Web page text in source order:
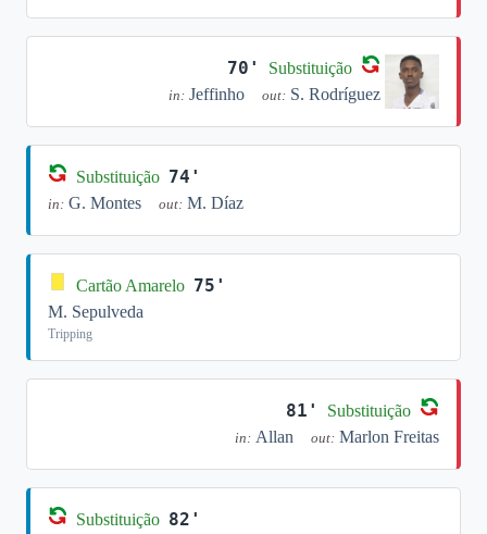
70' Substituição
in: Jeffinho out: S. Rodríguez
Substituição 74'
in: G. Montes out: M. Díaz
Cartão Amarelo 75'
M. Sepulveda
Tripping
81' Substituição
in: Allan out: Marlon Freitas
Substituição 82'